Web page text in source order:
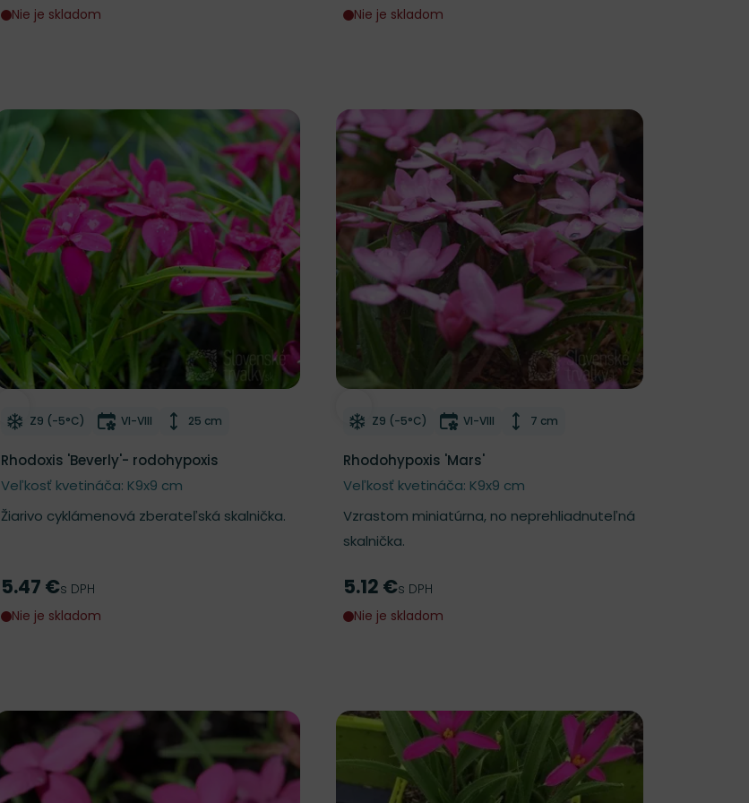
Nie je skladom
Nie je skladom
Odober do zoznamu želaní
Mrazuvzdornosť
Z9 (-5°C) Doba kvitnutia
VI-VIII Výška rastliny
25 cm
Rhodoxis 'Beverly'- rodohypoxis
Veľkosť kvetináča: K9x9 cm
Žiarivo cyklámenová zberateľská skalnička.
Cena
5.47 €s DPH
Nie je skladom
Odober do zoznamu želaní
Mrazuvzdornosť
Z9 (-5°C) Doba kvitnutia
VI-VIII Výška rastliny
7 cm
Rhodohypoxis 'Mars'
Veľkosť kvetináča: K9x9 cm
Vzrastom miniatúrna, no neprehliadnuteľná
skalnička.
Cena
5.12 €s DPH
Nie je skladom